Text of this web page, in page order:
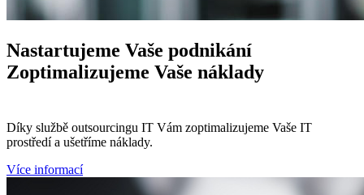
Nastartujeme Vaše podnikání
Zoptimalizujeme Vaše náklady
Díky službě outsourcingu IT Vám zoptimalizujeme Vaše IT
prostředí a ušetříme náklady.
Více informací